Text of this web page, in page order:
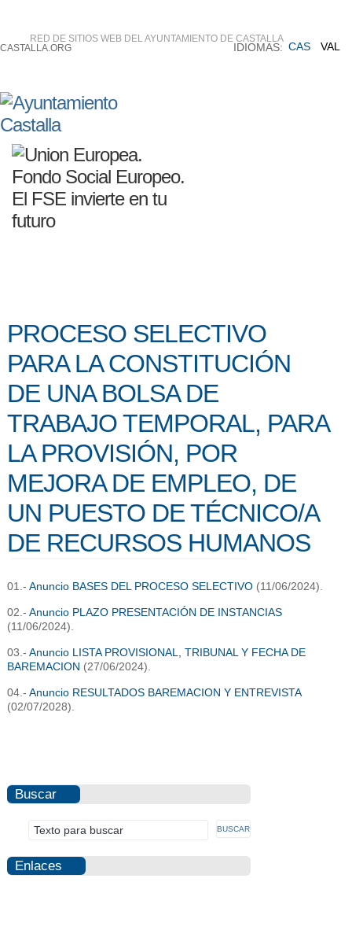
CASTALLA.ORG
RED DE SITIOS WEB DEL AYUNTAMIENTO DE CASTALLA
IDIOMAS: CAS VAL
PROCESO SELECTIVO
PARA LA CONSTITUCIÓN
DE UNA BOLSA DE
TRABAJO TEMPORAL, PARA
LA PROVISIÓN, POR
MEJORA DE EMPLEO, DE
UN PUESTO DE TÉCNICO/A
DE RECURSOS HUMANOS
01.- Anuncio BASES DEL PROCESO SELECTIVO(11/06/2024).
02.- Anuncio PLAZO PRESENTACIÓN DE INSTANCIAS
(11/06/2024).
03.- Anuncio LISTA PROVISIONAL, TRIBUNAL Y FECHA DE
BAREMACION (27/06/2024).
04.- Anuncio RESULTADOS BAREMACION Y ENTREVISTA
(02/07/2028).
Buscar
Enlaces